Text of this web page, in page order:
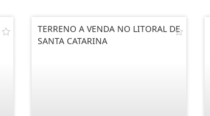
TERRENO A VENDA NO LITORAL DE
SANTA CATARINA